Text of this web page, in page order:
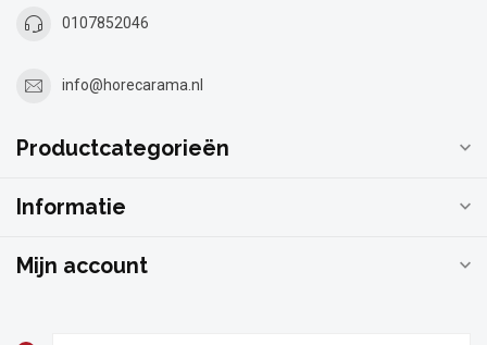
0107852046
info@horecarama.nl
Productcategorieën
Informatie
Mijn account